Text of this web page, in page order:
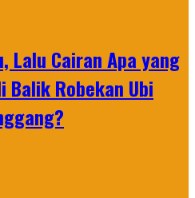
Lalu Cairan Apa yang
Balik Robekan Ubi